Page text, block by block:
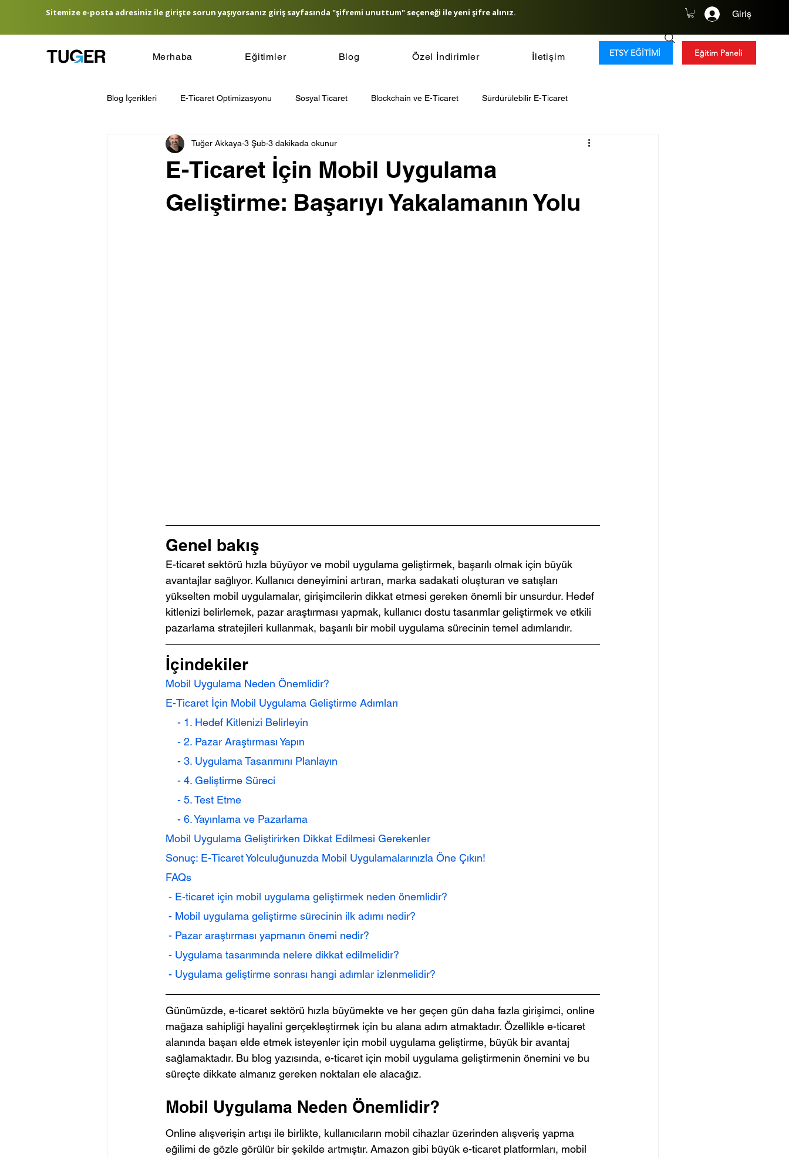
Sitemize e-posta adresiniz ile girişte sorun yaşıyorsanız giriş sayfasında "şifremi unuttum" seçeneği ile yeni şifre alınız. Giriş
Merhaba Eğitimler Blog Özel İndirimler İletişim ETSY EĞİTİMİ Eğitim Paneli
Blog İçerikleri E-Ticaret Optimizasyonu Sosyal Ticaret Blockchain ve E-Ticaret Sürdürülebilir E-Ticaret
E-Ticaret Lojistik Yönetimi E-Ticaret Güvenliği Tüketim Trendleri
Hedef Kitle Belirleme E-Ticaret Ödeme Sistemleri Müşteri Sadakati Stratejileri Global Girişimcilik
E-Ticaret İçin Mobil Uygulama
Geliştirme: Başarıyı Yakalamanın Yolu
Tuğer Akkaya 3 Şub 3 dakikada okunur
Genel bakış
E-ticaret sektörü hızla büyüyor ve mobil uygulama geliştirmek, başarılı olmak için büyük
avantajlar sağlıyor. Kullanıcı deneyimini artıran, marka sadakati oluşturan ve satışları
yükselten mobil uygulamalar, girişimcilerin dikkat etmesi gereken önemli bir unsurdur. Hedef
kitlenizi belirlemek, pazar araştırması yapmak, kullanıcı dostu tasarımlar geliştirmek ve etkili
pazarlama stratejileri kullanmak, başarılı bir mobil uygulama sürecinin temel adımlarıdır.
İçindekiler
Mobil Uygulama Neden Önemlidir?
E-Ticaret İçin Mobil Uygulama Geliştirme Adımları
    - 1. Hedef Kitlenizi Belirleyin
    - 2. Pazar Araştırması Yapın
    - 3. Uygulama Tasarımını Planlayın
    - 4. Geliştirme Süreci
    - 5. Test Etme
    - 6. Yayınlama ve Pazarlama
Mobil Uygulama Geliştirirken Dikkat Edilmesi Gerekenler
Sonuç: E-Ticaret Yolculuğunuzda Mobil Uygulamalarınızla Öne Çıkın!
FAQs
- E-ticaret için mobil uygulama geliştirmek neden önemlidir?
- Mobil uygulama geliştirme sürecinin ilk adımı nedir?
- Pazar araştırması yapmanın önemi nedir?
- Uygulama tasarımında nelere dikkat edilmelidir?
- Uygulama geliştirme sonrası hangi adımlar izlenmelidir?
Günümüzde, e-ticaret sektörü hızla büyümekte ve her geçen gün daha fazla girişimci, online
mağaza sahipliği hayalini gerçekleştirmek için bu alana adım atmaktadır. Özellikle e-ticaret
alanında başarı elde etmek isteyenler için mobil uygulama geliştirme, büyük bir avantaj
sağlamaktadır. Bu blog yazısında, e-ticaret için mobil uygulama geliştirmenin önemini ve bu
süreçte dikkate almanız gereken noktaları ele alacağız.
Mobil Uygulama Neden Önemlidir?
Online alışverişin artışı ile birlikte, kullanıcıların mobil cihazlar üzerinden alışveriş yapma
eğilimi de gözle görülür bir şekilde artmıştır. Amazon gibi büyük e-ticaret platformları, mobil